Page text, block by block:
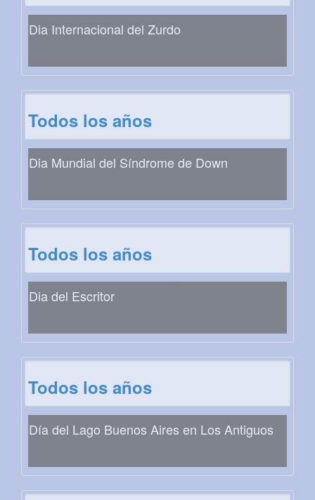
Dia Internacional del Zurdo
Todos los años
Dia Mundial del Síndrome de Down
Todos los años
Dia del Escritor
Todos los años
Día del Lago Buenos Aires en Los Antiguos